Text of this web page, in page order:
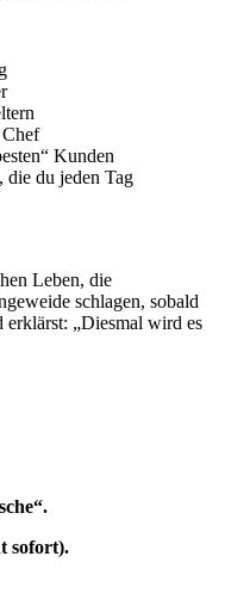
Kunden
du jeden Tag
Leben, die
schlagen, sobald
erklärst: „Diesmal wird es
sofort).